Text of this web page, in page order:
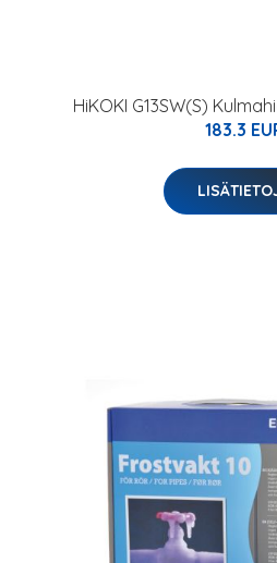
HiKOKI G13SW(S)
183.3